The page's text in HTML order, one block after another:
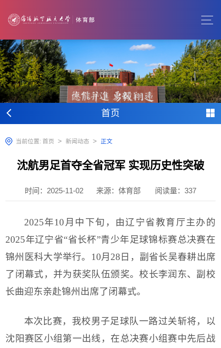
首页
当前位置: 首页 > 新闻动态 > 正文
沈航男足首夺全省冠军 实现历史性突破
时间：2025-11-02 来源：体育部 阅读量： 337
2025年10月中下旬，由辽宁省教育厅主办的
2025年辽宁省“省长杯”青少年足球锦标赛总决赛在
锦州医科大学举行。10月28日，副省长吴春耕出席
了闭幕式，并为获奖队伍颁奖。校长李润东、副校
长曲迎东亲赴锦州出席了闭幕式。
本次比赛，我校男子足球队一路过关斩将，以
沈阳赛区小组第一出线，在总决赛小组赛中先后战